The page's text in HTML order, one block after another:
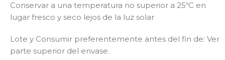
Conservar a una temperatura no superior a 25ºC en
lugar fresco y seco lejos de la luz solar
Lote y Consumir preferentemente antes del fin de: Ver
parte superior del envase.